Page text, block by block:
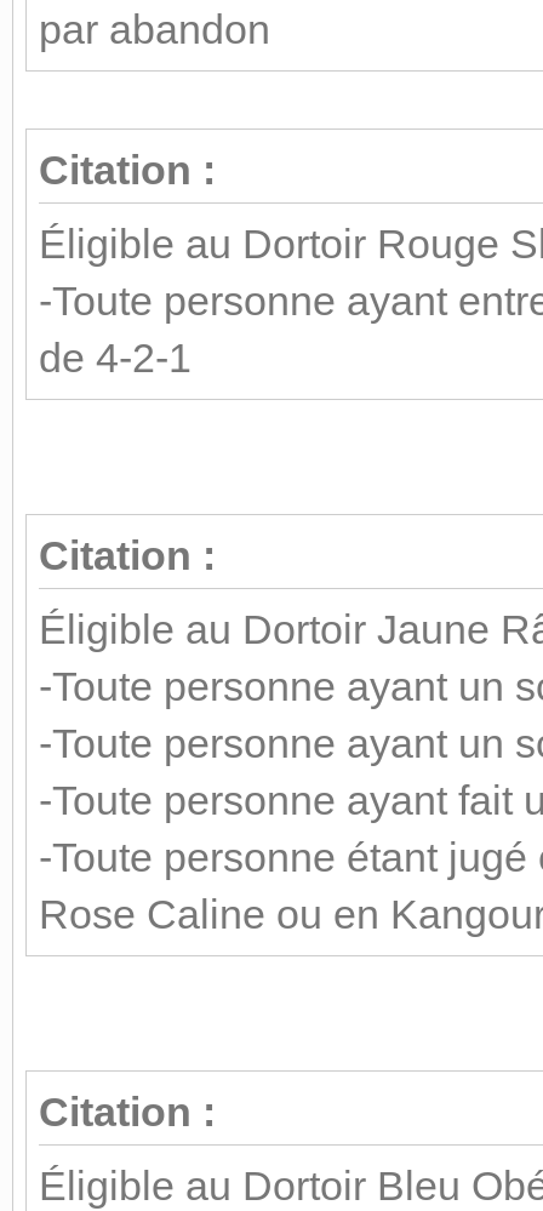
par abandon
Citation :
Éligible au Dortoir Rouge
-Toute personne ayant
de 4-2-1
Citation :
Éligible au Dortoir Jaune
-Toute personne ayant un
-Toute personne ayant un
-Toute personne ayant fait
-Toute personne étant
Rose Caline ou en
Citation :
Éligible au Dortoir Bleu